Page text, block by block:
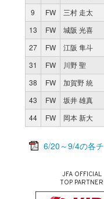
9
FW 三村 走太
13
FW 城阪 光喜
27
FW 江阪 隼斗
31
FW 川野 聖
38
FW 加賀野 統
43
FW 坂井 雄真
44
FW 岡本 新大
6/20～9/4の各
JFA OFFICIAL
TOP PARTNER